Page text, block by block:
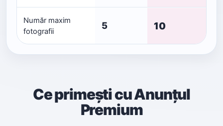
Număr maxim
fotografii
5 10
Ce primești cu Anunțul
Premium